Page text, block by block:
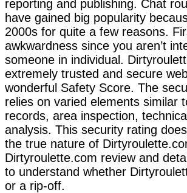
reporting and publishing. Chat
have gained big popularity
2000s for quite a few reasons.
awkwardness since you aren’t
someone in individual.
extremely trusted and secure
wonderful Safety Score. The
relies on varied elements similar
records, area inspection,
analysis. This security rating
the true nature of
Dirtyroulette.com review and
to understand whether
or a rip-off.